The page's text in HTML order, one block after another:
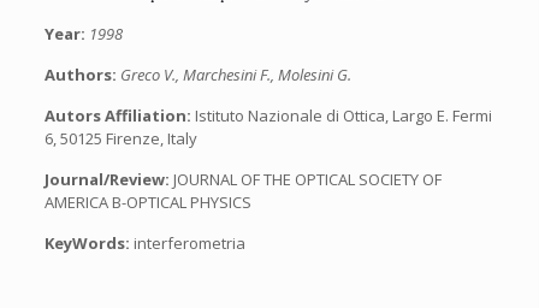
Year: 1998
Authors: Greco V., Marchesini F., Molesini G.
Autors Affiliation: Istituto Nazionale di Ottica, Largo E. Fermi
6, 50125 Firenze, Italy
Journal/Review: JOURNAL OF THE OPTICAL SOCIETY OF
AMERICA B-OPTICAL PHYSICS
KeyWords: interferometria